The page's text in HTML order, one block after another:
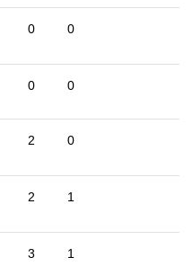
0 0
0 0
2 0
2 1
3 1